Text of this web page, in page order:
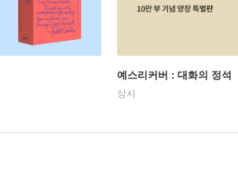
예스리커버 : 대화의 정석
상시